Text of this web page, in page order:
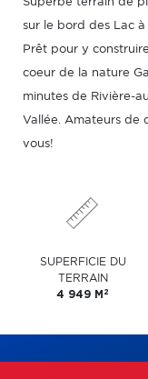
sur le bord des Lac
Prêt pour y
coeur de la nature
minutes de Rivière-
Vallée. Amateurs de
vous!
SUPERFICIE DU
TERRAIN
4 949 M 2